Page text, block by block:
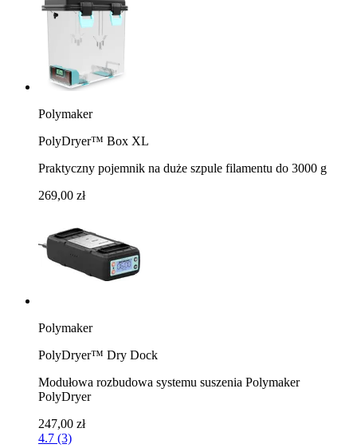
Polymaker
PolyDryer™ Box XL
Praktyczny pojemnik na duże szpule filamentu do 3000 g
269,00 zł
Polymaker
PolyDryer™ Dry Dock
Modułowa rozbudowa systemu suszenia Polymaker
PolyDryer
247,00 zł
4.7 (3)